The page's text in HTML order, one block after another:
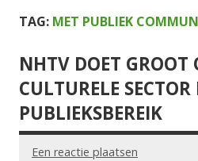
TAG: MET PUBLIEK
NHTV DOET GROOT
CULTURELE
PUBLIEKSBEREIK
Een reactie plaatsen